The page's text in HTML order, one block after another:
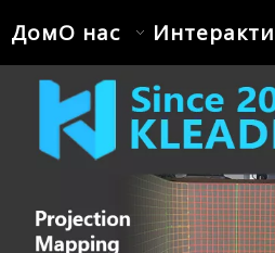
ДомО нас